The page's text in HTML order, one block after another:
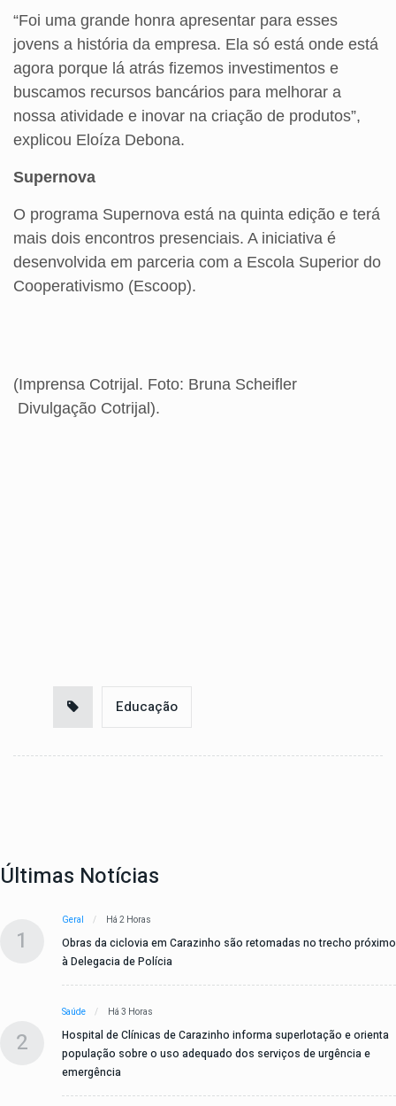
“Foi uma grande honra apresentar para esses
jovens a história da empresa. Ela só está onde está
agora porque lá atrás fizemos investimentos e
buscamos recursos bancários para melhorar a
nossa atividade e inovar na criação de produtos”,
explicou Eloíza Debona.
Supernova
O programa Supernova está na quinta edição e terá
mais dois encontros presenciais. A iniciativa é
desenvolvida em parceria com a Escola Superior do
Cooperativismo (Escoop).
(Imprensa Cotrijal. Foto: Bruna Scheifler
Divulgação Cotrijal).
Educação
Últimas Notícias
1
Geral Há 2 Horas
Obras da ciclovia em Carazinho são retomadas no trecho próximo
à Delegacia de Polícia
2
Saúde Há 3 Horas
Hospital de Clínicas de Carazinho informa superlotação e orienta
população sobre o uso adequado dos serviços de urgência e
emergência